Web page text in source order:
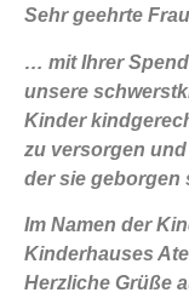
Sehr geehrte
… mit Ihrer
unsere
Kinder
zu versorgen
der sie geborgen
Im Namen der
Kinderhauses
Herzliche Grüße